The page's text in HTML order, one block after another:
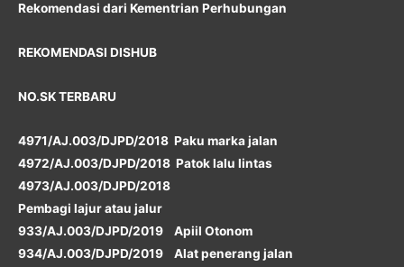
Rekomendasi dari Kementrian Perhubungan
REKOMENDASI DISHUB
NO.SK TERBARU
4971/AJ.003/DJPD/2018 Paku marka jalan
4972/AJ.003/DJPD/2018 Patok lalu lintas
4973/AJ.003/DJPD/2018
Pembagi lajur atau jalur
933/AJ.003/DJPD/2019 Apiil Otonom
934/AJ.003/DJPD/2019 Alat penerang jalan